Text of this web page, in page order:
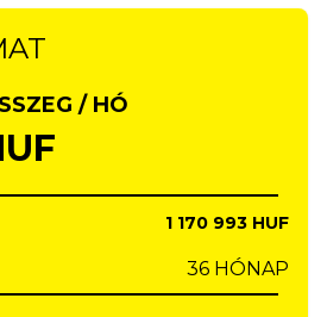
/ HÓ
1 170 993 HUF
36 HÓNAP